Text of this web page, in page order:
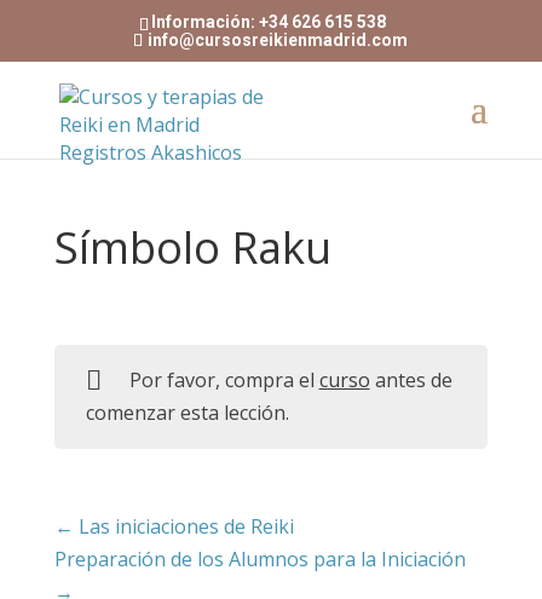
Información: +34 626 615 538
info@cursosreikienmadrid.com
Símbolo Raku
Por favor, compra el curso antes de
comenzar esta lección.
Las iniciaciones de Reiki
Preparación de los Alumnos para la Iniciación